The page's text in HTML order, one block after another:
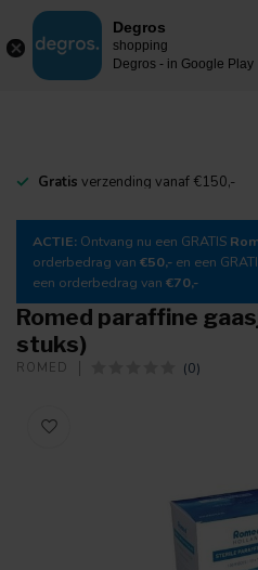
MENU
Gratis verzending vanaf €150,-
ACTIE: Ontvang nu een GRATIS
orderbedrag van €50,- en een
een orderbedrag van €70,-
Romed paraffine
stuks)
ROMED (0)
Degros
shopping
Degros - in Google Play